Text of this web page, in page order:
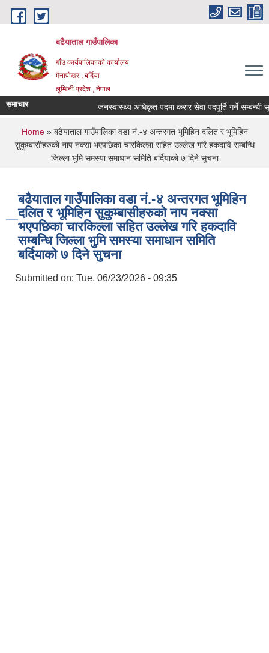
Skip to main content
बढैयाताल गाउँपालिका
गाँउ कार्यपालिकाकाे कार्यालय
मैनापाेखर , बर्दिया
लुम्बिनी प्रदेश , नेपाल
समाचार जनस्वास्थ्य अधिकृत पदमा करार सेवा पदपूर्ति गर्ने सम्बन्धी
You are here
Home» बढैयाताल गाउँपालिका वडा नं.-४ अन्तरगत भूमिहिन दलित र भूमिहिन
सुकुम्बासीहरुकाे नाप नक्सा भएपछिका चारकिल्ला सहित उल्लेख गरि हकदावि सम्बन्धि
जिल्ला भुमि समस्या समाधान समिति बर्दियाकाे ७ दिने सुचना
बढैयाताल गाउँपालिका वडा नं.-४ अन्तरगत भूमिहिन
दलित र भूमिहिन सुकुम्बासीहरुकाे नाप नक्सा
भएपछिका चारकिल्ला सहित उल्लेख गरि हकदावि
सम्बन्धि जिल्ला भुमि समस्या समाधान समिति
बर्दियाकाे ७ दिने सुचना
Submitted on: Tue, 06/23/2026 - 09:35